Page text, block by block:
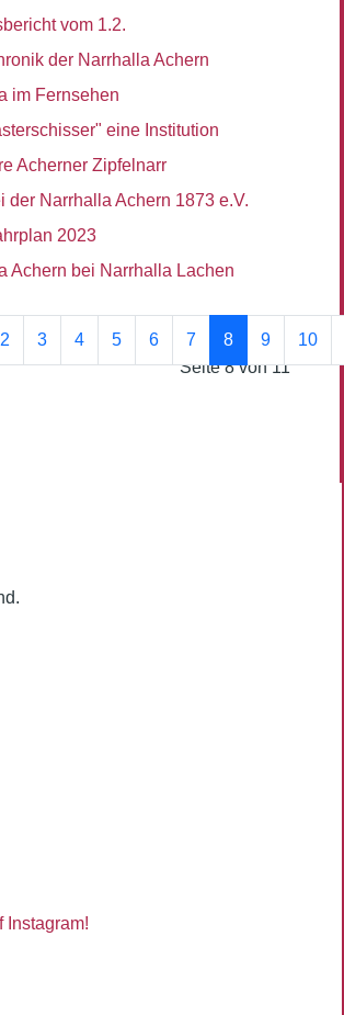
vom 1.2.
der Narrhalla Achern
im Fernsehen
eine Institution
Acherner Zipfelnarr
der Narrhalla Achern 1873 e.V.
2023
Achern bei Narrhalla Lachen
Seite 8 von 11
2 3 4 5 6 7 8 9 10
Instagram!